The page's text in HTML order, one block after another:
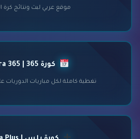
موقع عربي لبث ونتائج كرة
كورة 365 | Kora 365
تغطية كاملة لكل مباريات الدوريات